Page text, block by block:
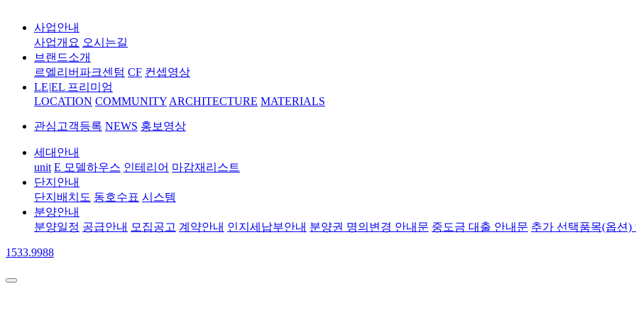
사업안내
사업개요 오시는길
브랜드소개
르엘리버파크센텀 CF 컨셉영상
LE|EL 프리미엄
LOCATION COMMUNITYARCHITECTURE MATERIALS
관심고객등록 NEWS 홍보영상
세대안내
unit E 모델하우스 인테리어 마감재리스트
단지안내
단지배치도 동호수표 시스템
분양안내
분양일정 공급안내 모집공고 계약안내 인지세납부안내 분양권 명의변경 안내문 중도금 대출 안내문 추가 선택품목(옵션)
1533.9988